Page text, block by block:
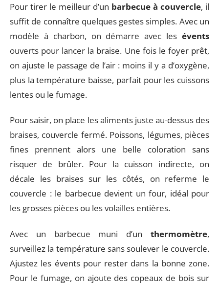
Pour tirer le meilleur d’un barbecue à couvercle, il
suffit de connaître quelques gestes simples. Avec un
modèle à charbon, on démarre avec les évents
ouverts pour lancer la braise. Une fois le foyer prêt,
on ajuste le passage de l’air : moins il y a d’oxygène,
plus la température baisse, parfait pour les cuissons
lentes ou le fumage.
Pour saisir, on place les aliments juste au-dessus des
braises, couvercle fermé. Poissons, légumes, pièces
fines prennent alors une belle coloration sans
risquer de brûler. Pour la cuisson indirecte, on
décale les braises sur les côtés, on referme le
couvercle : le barbecue devient un four, idéal pour
les grosses pièces ou les volailles entières.
Avec un barbecue muni d’un thermomètre,
surveillez la température sans soulever le couvercle.
Ajustez les évents pour rester dans la bonne zone.
Pour le fumage, on ajoute des copeaux de bois sur